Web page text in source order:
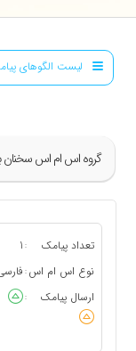
لیست الگوهای
گروه اس ام اس سخنان
تعداد پیامک :
1
نوع اس ام اس :
ارسال پیامک
: